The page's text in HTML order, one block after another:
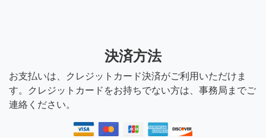
決済方法
お支払いは、クレジットカード決済がご利用いただけま
す。クレジットカードをお持ちでない方は、事務局までご
連絡ください。